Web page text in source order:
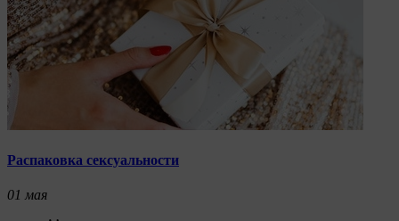
Распаковка сексуальности
01 мая